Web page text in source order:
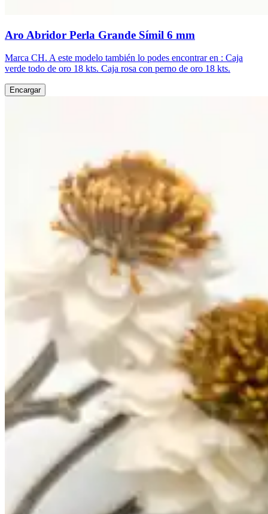
Aro Abridor Perla Grande Símil 6 mm
Marca CH. A este modelo también lo podes encontrar en : Caja
verde todo de oro 18 kts. Caja rosa con perno de oro 18 kts.
Encargar